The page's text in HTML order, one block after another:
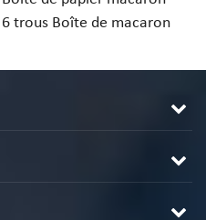
6 trous Boîte de macaron
personnalisée